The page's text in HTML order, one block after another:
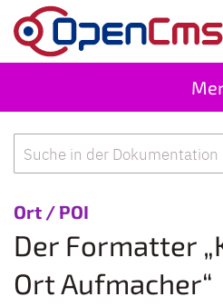
Zum Inhalt springen
Ort / POI
Der Formatter
Ort Aufmacher“
Suche